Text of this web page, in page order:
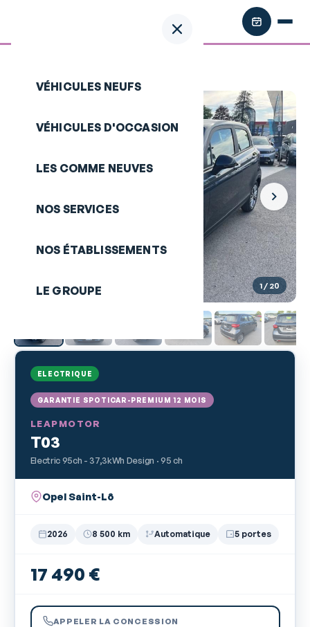
VÉHICULES NEUFS
VÉHICULES D'OCCASION
LES COMME NEUVES
NOS SERVICES
NOS ÉTABLISSEMENTS
LE GROUPE 1/ 20
ELECTRIQUE
GARANTIE SPOTICAR-PREMIUM 12 MOIS
LEAPMOTOR
T03
Electric 95ch - 37,3kWh Design · 95 ch
Opel Saint-Lô
2026 8 500 km Automatique 5 portes
17 490 €
APPELER LA CONCESSION